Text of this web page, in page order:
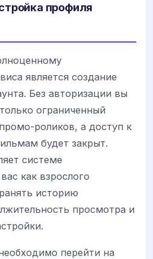
профиля
является создание
Без авторизации вы
ограниченный
роликов, а доступ к
будет закрыт.
системе
как взрослого
историю
просмотра и
перейти на